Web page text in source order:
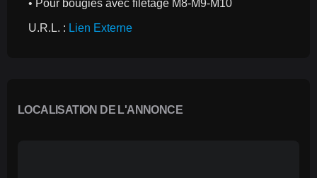
• Pour bougies avec filetage M8-M9-M10
U.R.L. : Lien Externe
LOCALISATION DE L'ANNONCE